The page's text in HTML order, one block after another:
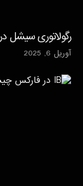
رگولاتوری سیشل
آوریل 6, 2025